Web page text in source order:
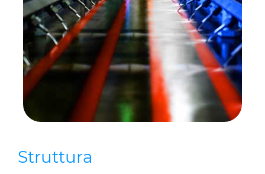
cookie only" to admit only necessary cookies or decide
which cookies to accept by clicking on "Customize". For
more details, please consult ourCookie Policyand
Privacy Policy sections.
Struttura